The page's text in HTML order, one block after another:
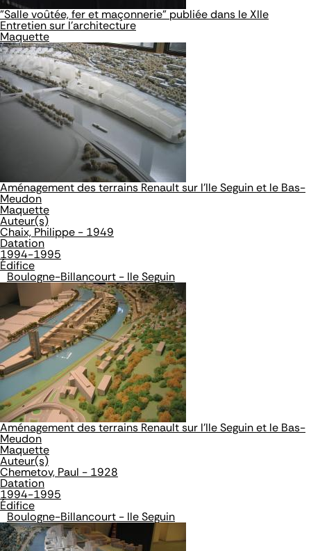
"Salle voûtée, fer et maçonnerie" publiée dans le XIIe
Entretien sur l'architecture
Maquette
Aménagement des terrains Renault sur l'Ile Seguin et le Bas-
Meudon
Maquette
Auteur(s)
Chaix, Philippe - 1949
Datation
1994-1995
Édifice
Boulogne-Billancourt - Ile Seguin
Aménagement des terrains Renault sur l'Ile Seguin et le Bas-
Meudon
Maquette
Auteur(s)
Chemetov, Paul - 1928
Datation
1994-1995
Édifice
Boulogne-Billancourt - Ile Seguin